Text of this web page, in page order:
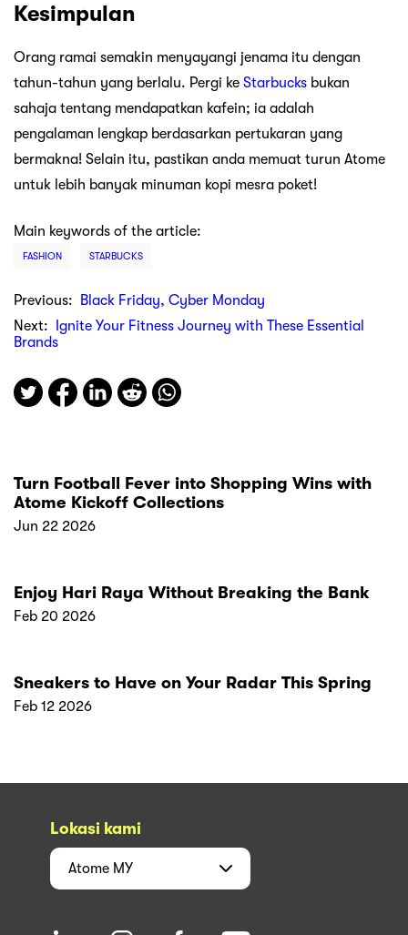
Kesimpulan
Orang ramai semakin menyayangi jenama itu dengan
tahun-tahun yang berlalu. Pergi ke Starbucks bukan
sahaja tentang mendapatkan kafein; ia adalah
pengalaman lengkap berdasarkan pertukaran yang
bermakna! Selain itu, pastikan anda memuat turun Atome
untuk lebih banyak minuman kopi mesra poket!
Main keywords of the article:
FASHION STARBUCKS
Previous:
Black Friday, Cyber Monday
Next:
Ignite Your Fitness Journey with These Essential
Brands
Turn Football Fever into Shopping Wins with
Atome Kickoff Collections
Jun 22 2026
Enjoy Hari Raya Without Breaking the Bank
Feb 20 2026
Sneakers to Have on Your Radar This Spring
Feb 12 2026
Lokasi kami
Atome MY